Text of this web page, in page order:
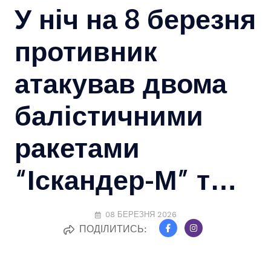
У ніч на 8 березня
противник
атакував двома
балістичними
ракетами
“Іскандер-М” т…
08 БЕРЕЗНЯ 2026
ПОДІЛИТИСЬ: